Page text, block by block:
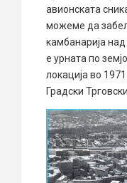
авионската
можеме да
камбанарија
е урната по
локација во
Градски